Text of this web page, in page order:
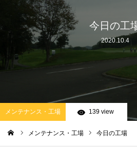
今日の工
2020.10.4
メンテナンス・工場 139 view
メンテナンス・工場 今日の工場
会社概要
カテゴリー
工場日誌
お問い合わせ